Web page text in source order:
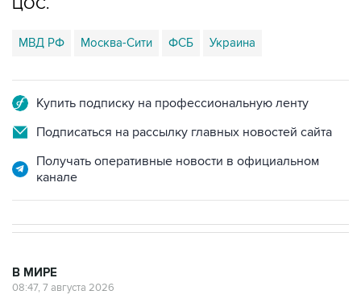
ЦОС.
МВД РФ Москва-Сити ФСБ Украина
Купить подписку на профессиональную ленту
Подписаться на рассылку главных новостей сайта
Получать оперативные новости в официальном
канале
В МИРЕ
08:47, 7 августа 2026